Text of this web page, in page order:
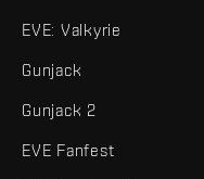
EVE: Valkyrie
Gunjack
Gunjack 2
EVE Fanfest